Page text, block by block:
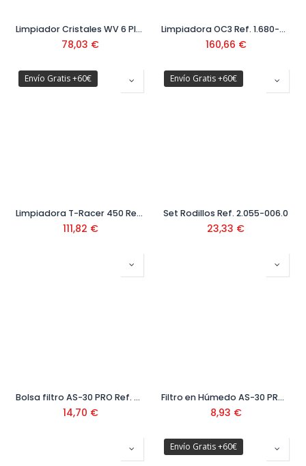
Limpiador Cristales WV 6 Plus Ref. 1.633-510.0
78,03 €
Limpiadora OC3 Ref. 1.680-015.0
160,66 €
Envío Gratis +60€
Limpiadora T-Racer 450 Ref. 2.643-214.0
111,82 €
Envío Gratis +60€
Set Rodillos Ref. 2.055-006.0
23,33 €
Bolsa filtro AS-30 PRO Ref. 50964
14,70 €
Filtro en Húmedo AS-30 PRO Ref. 50999
8,93 €
Envío Gratis +60€